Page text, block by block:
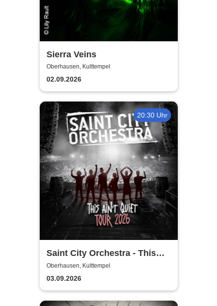
Sierra Veins
Oberhausen, Kulttempel
02.09.2026
20:30 Uhr
Saint City Orchestra - This
Ain´t Quiet Tour 2026
Oberhausen, Kulttempel
03.09.2026